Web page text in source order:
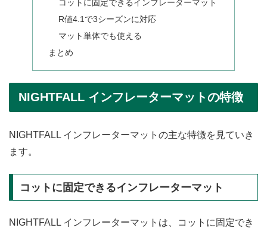
コットに固定できるインフレーターマット
R値4.1で3シーズンに対応
マット単体でも使える
まとめ
NIGHTFALL インフレーターマットの特徴
NIGHTFALL インフレーターマットの主な特徴を見ていき
ます。
コットに固定できるインフレーターマット
NIGHTFALL インフレーターマットは、コットに固定でき